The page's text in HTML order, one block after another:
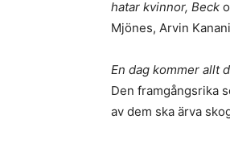
hatar kvinnor, Beck
Mjönes, Arvin
En dag kommer allt
Den framgångsrika
av dem ska ärva